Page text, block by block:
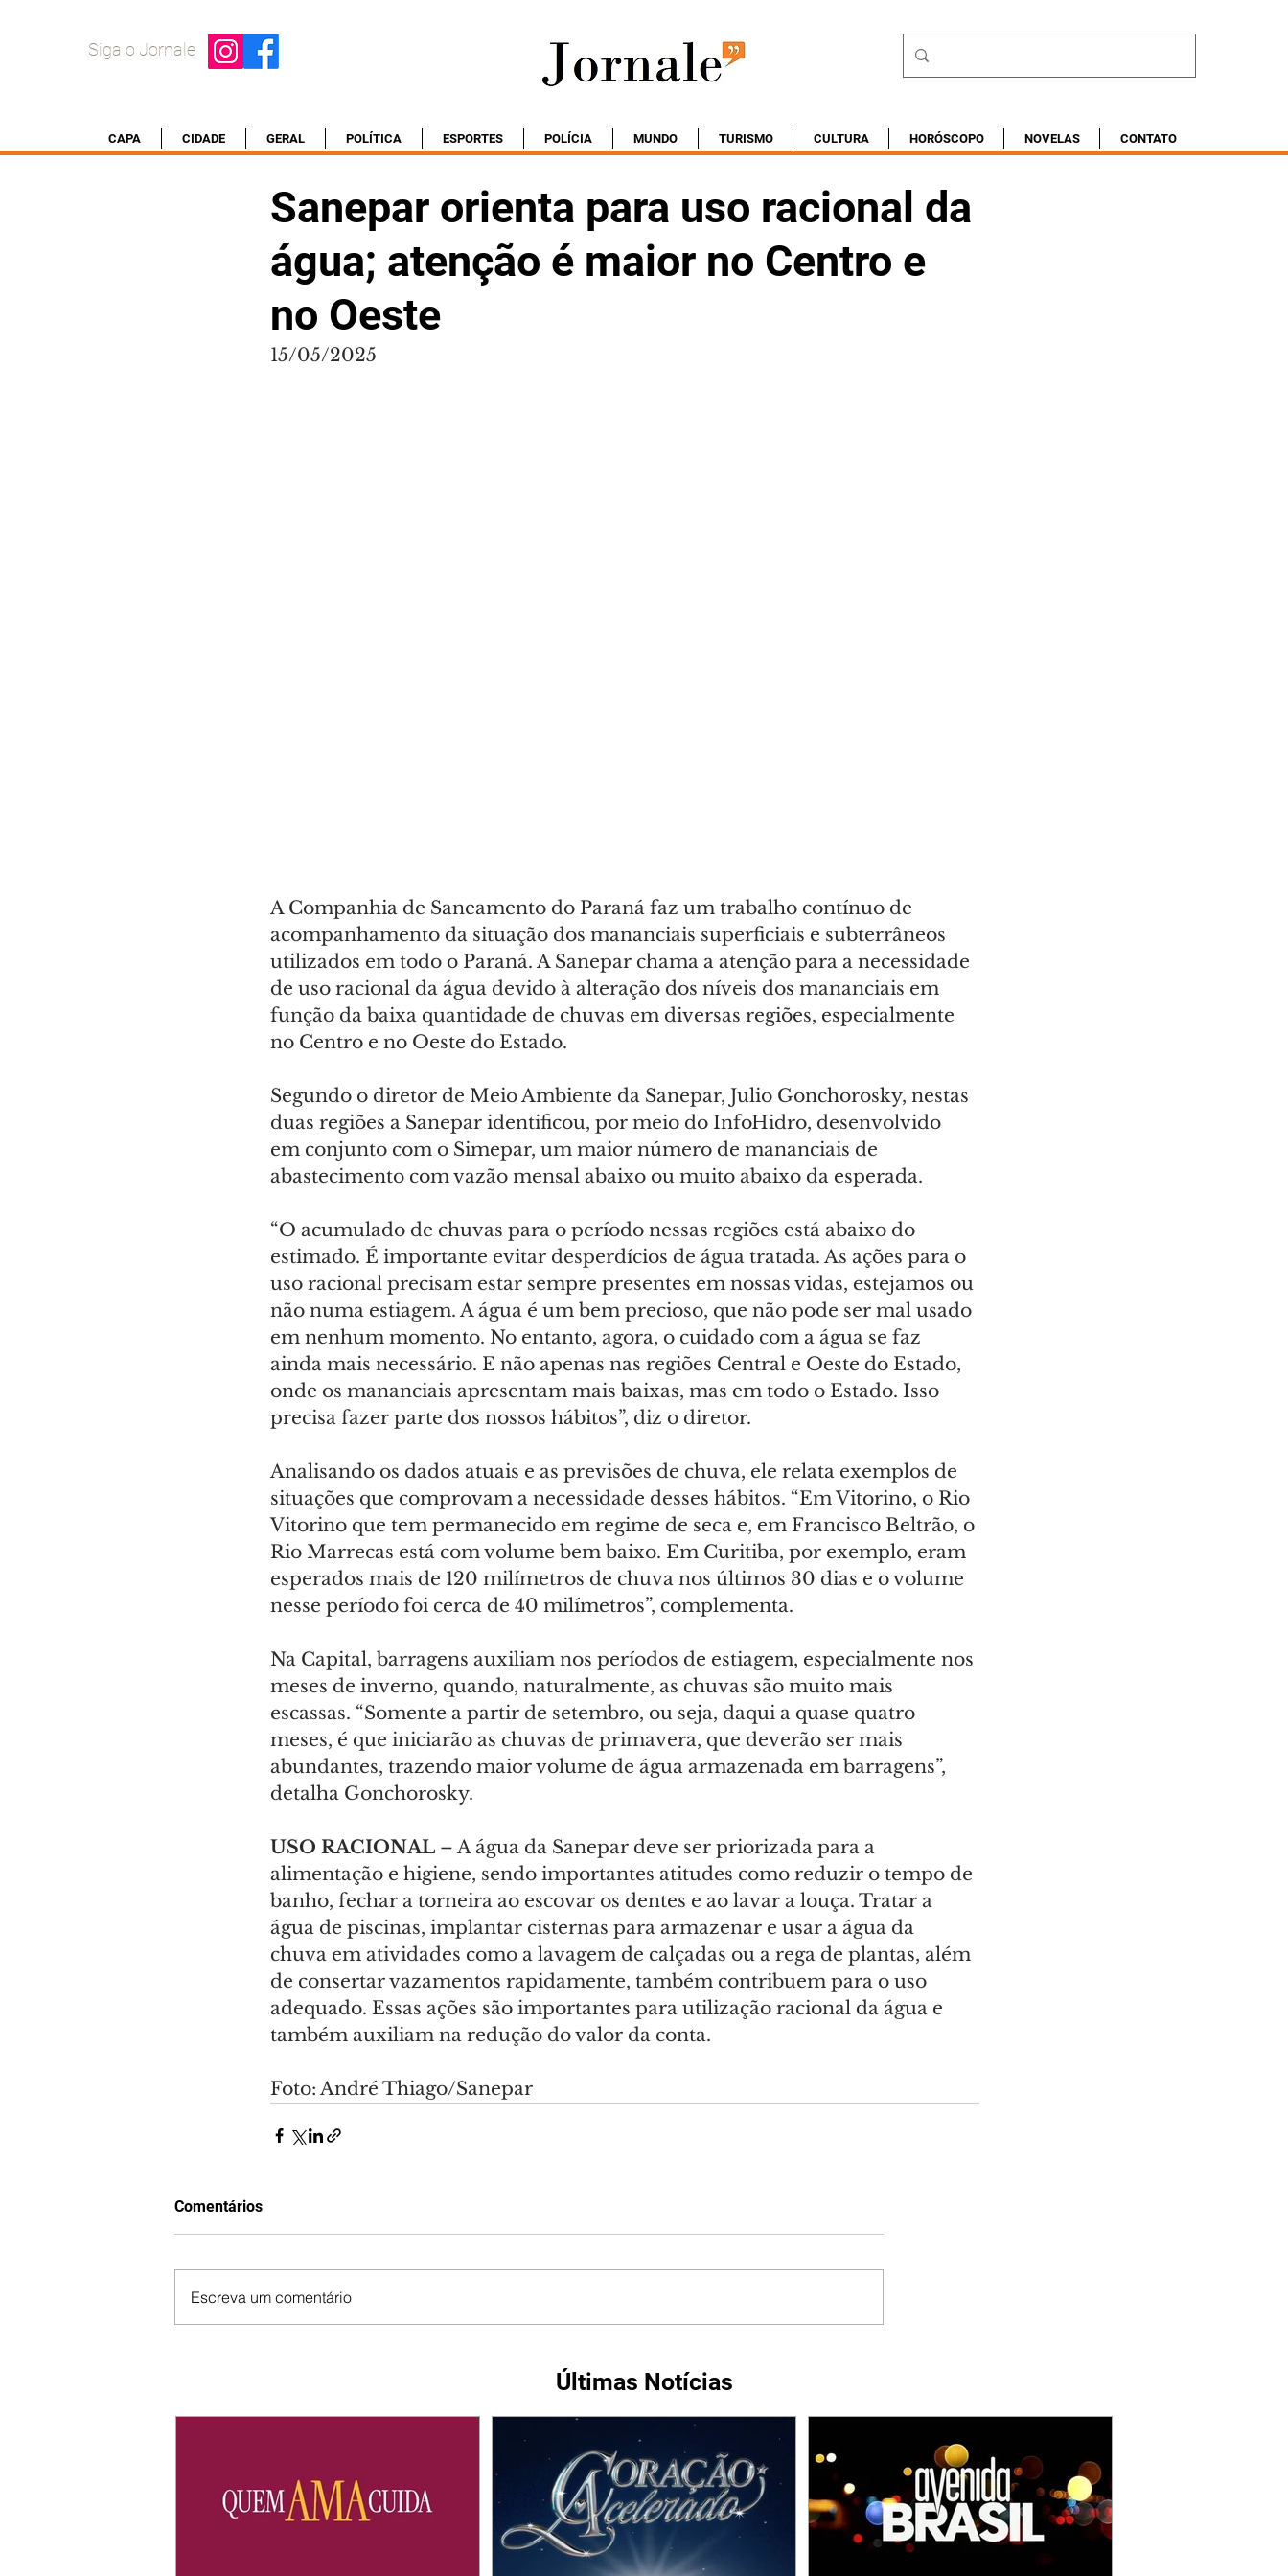
Siga o Jornale
CAPA CIDADE GERAL POLÍTICA ESPORTES POLÍCIA MUNDO TURISMO CULTURA HORÓSCOPO NOVELAS CONTATO
Sanepar orienta para uso racional da
água; atenção é maior no Centro e
no Oeste
15/05/2025
A Companhia de Saneamento do Paraná faz um trabalho contínuo de
acompanhamento da situação dos mananciais superficiais e subterrâneos
utilizados em todo o Paraná. A Sanepar chama a atenção para a necessidade
de uso racional da água devido à alteração dos níveis dos mananciais em
função da baixa quantidade de chuvas em diversas regiões, especialmente
no Centro e no Oeste do Estado.
Segundo o diretor de Meio Ambiente da Sanepar, Julio Gonchorosky, nestas
duas regiões a Sanepar identificou, por meio do InfoHidro, desenvolvido
em conjunto com o Simepar, um maior número de mananciais de
abastecimento com vazão mensal abaixo ou muito abaixo da esperada.
“O acumulado de chuvas para o período nessas regiões está abaixo do
estimado. É importante evitar desperdícios de água tratada. As ações para o
uso racional precisam estar sempre presentes em nossas vidas, estejamos ou
não numa estiagem. A água é um bem precioso, que não pode ser mal usado
em nenhum momento. No entanto, agora, o cuidado com a água se faz
ainda mais necessário. E não apenas nas regiões Central e Oeste do Estado,
onde os mananciais apresentam mais baixas, mas em todo o Estado. Isso
precisa fazer parte dos nossos hábitos”, diz o diretor.
Analisando os dados atuais e as previsões de chuva, ele relata exemplos de
situações que comprovam a necessidade desses hábitos. “Em Vitorino, o Rio
Vitorino que tem permanecido em regime de seca e, em Francisco Beltrão, o
Rio Marrecas está com volume bem baixo. Em Curitiba, por exemplo, eram
esperados mais de 120 milímetros de chuva nos últimos 30 dias e o volume
nesse período foi cerca de 40 milímetros”, complementa.
Na Capital, barragens auxiliam nos períodos de estiagem, especialmente nos
meses de inverno, quando, naturalmente, as chuvas são muito mais
escassas. “Somente a partir de setembro, ou seja, daqui a quase quatro
meses, é que iniciarão as chuvas de primavera, que deverão ser mais
abundantes, trazendo maior volume de água armazenada em barragens”,
detalha Gonchorosky.
USO RACIONAL – A água da Sanepar deve ser priorizada para a
alimentação e higiene, sendo importantes atitudes como reduzir o tempo de
banho, fechar a torneira ao escovar os dentes e ao lavar a louça. Tratar a
água de piscinas, implantar cisternas para armazenar e usar a água da
chuva em atividades como a lavagem de calçadas ou a rega de plantas, além
de consertar vazamentos rapidamente, também contribuem para o uso
adequado. Essas ações são importantes para utilização racional da água e
também auxiliam na redução do valor da conta.
Foto: André Thiago/Sanepar
Comentários
Escreva um comentário
Últimas Notícias